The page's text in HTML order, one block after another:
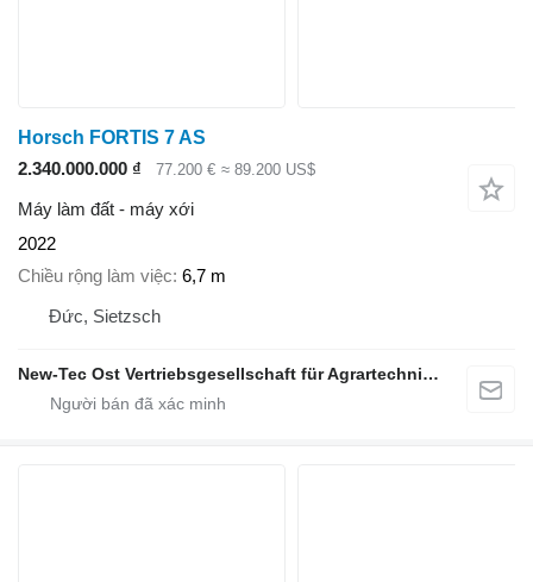
Horsch FORTIS 7 AS
2.340.000.000 ₫
77.200 € ≈ 89.200 US$
Máy làm đất - máy xới
2022
Chiều rộng làm việc 6,7 m
Đức, Sietzsch
New-Tec Ost Vertriebsgesellschaft für Agrartechnik mbH